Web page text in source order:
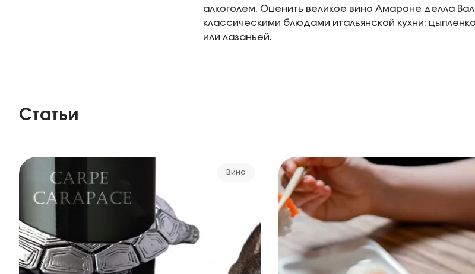
алкоголем. Оценить великое вино Амароне делла
классическими блюдами итальянской кухни:
или лазаньей.
Статьи
Вина